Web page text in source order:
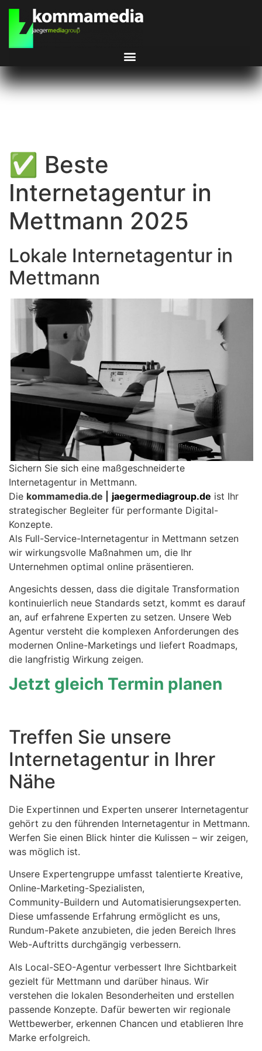
✅ Beste
Internetagentur in
Mettmann 2025
Lokale Internetagentur in
Mettmann
Sichern Sie sich eine maßgeschneiderte
Internetagentur in Mettmann.
Die kommamedia.de | jaegermediagroup.de ist Ihr
strategischer Begleiter für performante Digital-
Konzepte.
Als Full-Service-Internetagentur in Mettmann setzen
wir wirkungsvolle Maßnahmen um, die Ihr
Unternehmen optimal online präsentieren.
Angesichts dessen, dass die digitale Transformation
kontinuierlich neue Standards setzt, kommt es darauf
an, auf erfahrene Experten zu setzen. Unsere Web
Agentur versteht die komplexen Anforderungen des
modernen Online-Marketings und liefert Roadmaps,
die langfristig Wirkung zeigen.
Jetzt gleich Termin planen
Treffen Sie unsere
Internetagentur in Ihrer
Nähe
Die Expertinnen und Experten unserer Internetagentur
gehört zu den führenden Internetagentur in Mettmann.
Werfen Sie einen Blick hinter die Kulissen – wir zeigen,
was möglich ist.
Unsere Expertengruppe umfasst talentierte Kreative,
Online-Marketing-Spezialisten,
Community-Buildern und Automatisierungsexperten.
Diese umfassende Erfahrung ermöglicht es uns,
Rundum-Pakete anzubieten, die jeden Bereich Ihres
Web-Auftritts durchgängig verbessern.
Als Local-SEO-Agentur verbessert Ihre Sichtbarkeit
gezielt für Mettmann und darüber hinaus. Wir
verstehen die lokalen Besonderheiten und erstellen
passende Konzepte. Dafür bewerten wir regionale
Wettbewerber, erkennen Chancen und etablieren Ihre
Marke erfolgreich.